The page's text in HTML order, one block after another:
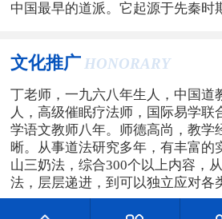
中国最早的道派。它起源于先秦时
文化推广 HONORARY
丁老师，一九六八年生人，中国道
人，高级催眠疗法师，国际易学联
学语文教师八年。师德高尚，教学
晰。从事道法研究多年，有丰富的
山三奶法，综合300个以上内容，
法，层层递进，到可以独立应对各